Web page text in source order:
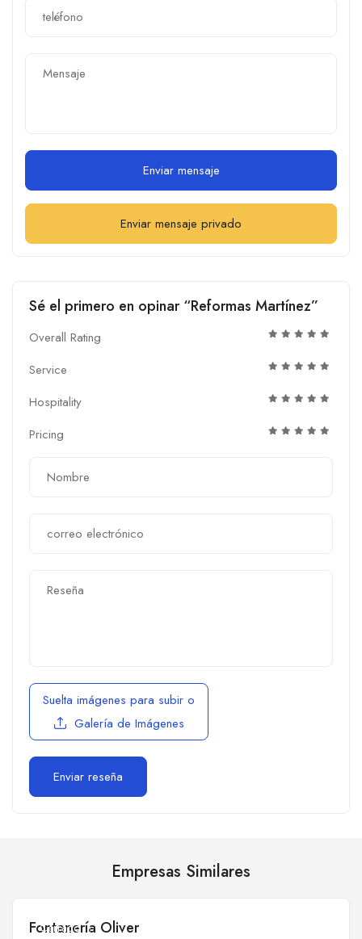
Enviar mensaje
Enviar mensaje privado
Sé el primero en opinar “Reformas Martínez”
Overall Rating
Service
Hospitality
Pricing
Suelta imágenes para subir o
Galería de Imágenes
Empresas Similares
Cerrado
Fontanería Oliver